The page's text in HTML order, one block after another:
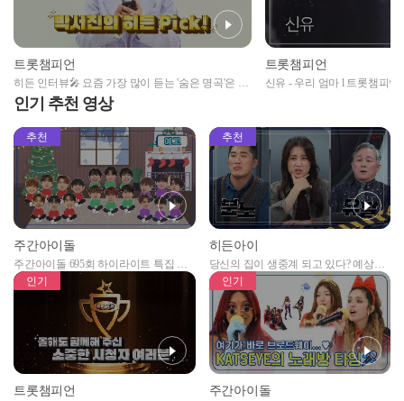
트롯챔피언
히든 인터뷰🎤 요즘 가장 많이 듣는 '숨은 명곡'은 누
구의 어떤 곡인가요?!👀 l 트롯챔피언 l EP.47
트롯챔피언
신유 - 우리 엄마 l 트롯챔피언 l
인기 추천 영상
추천
주간아이돌
주간아이돌 695회 하이라이트 특집 남
자아이돌편 예고
추천
히든아이
당신의 집이 생중계 되고 있다? 예상치
못한 곳에서 일어나는 불법촬영 범죄!
인기
트롯챔피언
인기
주간아이돌